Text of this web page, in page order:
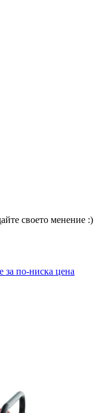
своето менение :)
за по-ниска цена